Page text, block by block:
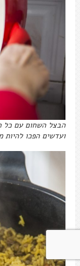
הבצל השחום עם כל
ועדשים הפכו